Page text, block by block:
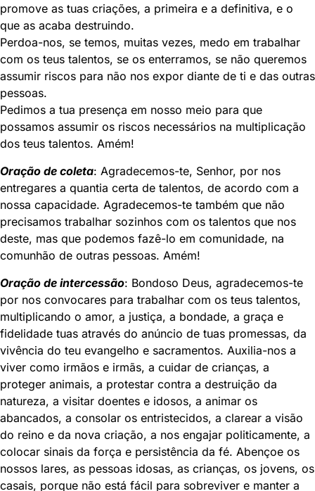
promove as tuas criações, a primeira e a definitiva, e o
que as acaba destruindo.
Perdoa-nos, se temos, muitas vezes, medo em trabalhar
com os teus talentos, se os enterramos, se não queremos
assumir riscos para não nos expor diante de ti e das outras
pessoas.
Pedimos a tua presença em nosso meio para que
possamos assumir os riscos necessários na multiplicação
dos teus talentos. Amém!
Oração de coleta: Agradecemos-te, Senhor, por nos
entregares a quantia certa de talentos, de acordo com a
nossa capacidade. Agradecemos-te também que não
precisamos trabalhar sozinhos com os talentos que nos
deste, mas que podemos fazê-lo em comunidade, na
comunhão de outras pessoas. Amém!
Oração de intercessão: Bondoso Deus, agradecemos-te
por nos convocares para trabalhar com os teus talentos,
multiplicando o amor, a justiça, a bondade, a graça e
fidelidade tuas através do anúncio de tuas promessas, da
vivência do teu evangelho e sacramentos. Auxilia-nos a
viver como irmãos e irmãs, a cuidar de crianças, a
proteger animais, a protestar contra a destruição da
natureza, a visitar doentes e idosos, a animar os
abancados, a consolar os entristecidos, a clarear a visão
do reino e da nova criação, a nos engajar politicamente, a
colocar sinais da força e persistência da fé. Abençoe os
nossos lares, as pessoas idosas, as crianças, os jovens, os
casais, porque não está fácil para sobreviver e manter a